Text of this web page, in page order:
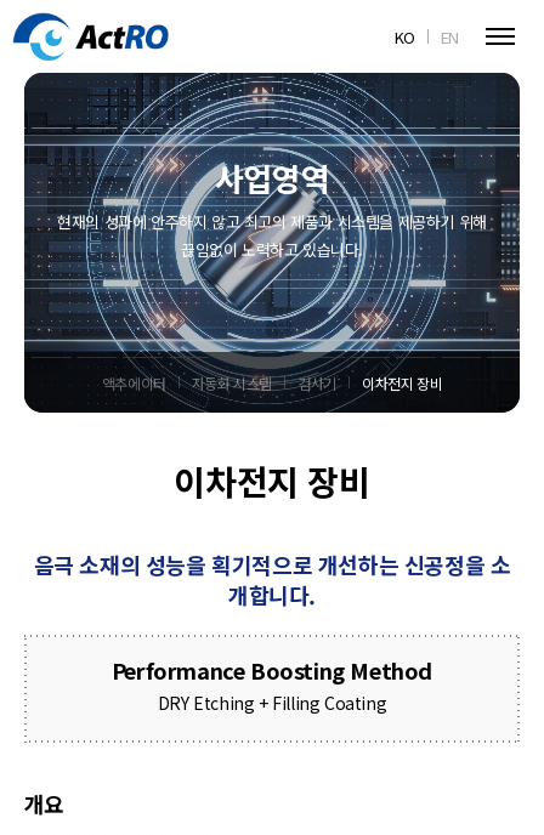
KO EN
사업영역
현재의 성과에 안주하지 않고 최고의 제품과 시스템을 제공하기 위해
끊임없이 노력하고 있습니다.
액추에이터 자동화 시스템 검사기 이차전지 장비
이차전지 장비
음극 소재의 성능을 획기적으로 개선하는 신공정을 소
개합니다.
Performance Boosting Method
DRY Etching + Filling Coating
개요